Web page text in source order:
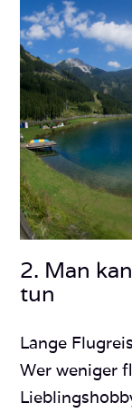
2. Man
tun
Lange
Wer weniger